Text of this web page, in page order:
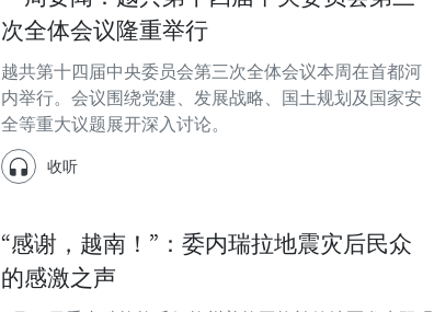
次全体会议隆重举行
越共第十四届中央委员会第三次全体会议本周在首都河
内举行。会议围绕党建、发展战略、国土规划及国家安
全等重大议题展开深入讨论。
收听
“感谢，越南！”：委内瑞拉地震灾后民众
的感激之声